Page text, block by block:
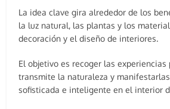
La idea clave gira alrededor de los
la luz natural, las plantas y los
decoración y el diseño de interiores.
El objetivo es recoger las experiencias
transmite la naturaleza y
sofisticada e inteligente en el interior